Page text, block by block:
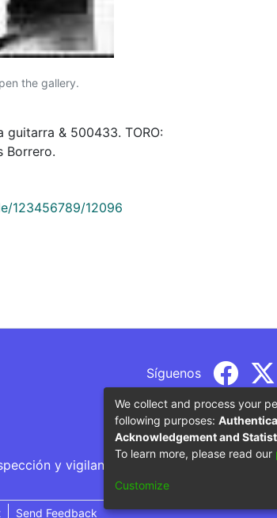
the gallery.
guitarra & 500433. TORO:
Borrero.
123456789/12096
Síguenos
y vigilancia por parte del Ministerio
Send Feedback
We collect and process your
following purposes:
Acknowledgement and
To learn more, please read our
Customize